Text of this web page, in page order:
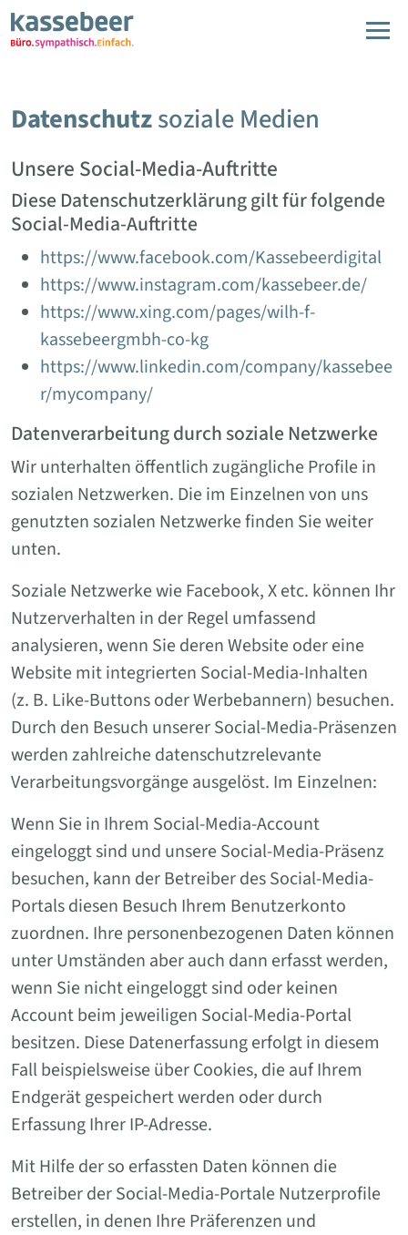
Zum Hauptinhalt springen
Datenschutzsoziale Medien
Unsere Social-Media-Auftritte
Diese Datenschutzerklärung gilt für folgende
Social-Media-Auftritte
https://www.facebook.com/Kassebeerdigital
https://www.instagram.com/kassebeer.de/
https://www.xing.com/pages/wilh-f-
kassebeergmbh-co-kg
https://www.linkedin.com/company/kassebee
r/mycompany/
Datenverarbeitung durch soziale Netzwerke
Wir unterhalten öffentlich zugängliche Profile in
sozialen Netzwerken. Die im Einzelnen von uns
genutzten sozialen Netzwerke finden Sie weiter
unten.
Soziale Netzwerke wie Facebook, X etc. können Ihr
Nutzerverhalten in der Regel umfassend
analysieren, wenn Sie deren Website oder eine
Website mit integrierten Social-Media-Inhalten
(z. B. Like-Buttons oder Werbebannern) besuchen.
Durch den Besuch unserer Social-Media-Präsenzen
werden zahlreiche datenschutzrelevante
Verarbeitungsvorgänge ausgelöst. Im Einzelnen:
Wenn Sie in Ihrem Social-Media-Account
eingeloggt sind und unsere Social-Media-Präsenz
besuchen, kann der Betreiber des Social-Media-
Portals diesen Besuch Ihrem Benutzerkonto
zuordnen. Ihre personenbezogenen Daten können
unter Umständen aber auch dann erfasst werden,
wenn Sie nicht eingeloggt sind oder keinen
Account beim jeweiligen Social-Media-Portal
besitzen. Diese Datenerfassung erfolgt in diesem
Fall beispielsweise über Cookies, die auf Ihrem
Endgerät gespeichert werden oder durch
Erfassung Ihrer IP-Adresse.
Mit Hilfe der so erfassten Daten können die
Betreiber der Social-Media-Portale Nutzerprofile
erstellen, in denen Ihre Präferenzen und